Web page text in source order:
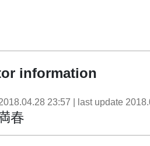
information
23:57 | last update
春